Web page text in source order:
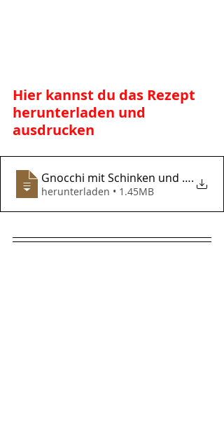
Hier kannst du das Rezept
herunterladen und
ausdrucken
Gnocchi mit Schinken und Spargel
.
herunterladen • 1.45MB